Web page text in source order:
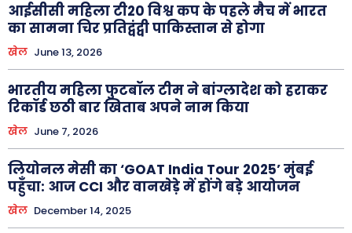
आईसीसी महिला टी20 विश्व कप के पहले मैच में भारत
का सामना चिर प्रतिद्वंद्वी पाकिस्तान से होगा
खेल June 13, 2026
भारतीय महिला फुटबॉल टीम ने बांग्लादेश को हराकर
रिकॉर्ड छठी बार खिताब अपने नाम किया
खेल June 7, 2026
लियोनल मेसी का ‘GOAT India Tour 2025’ मुंबई
पहुँचा: आज CCI और वानखेड़े में होंगे बड़े आयोजन
खेल December 14, 2025